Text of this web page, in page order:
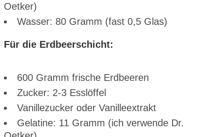
Oetker)
Wasser: 80 Gramm (fast 0,5 Glas)
Für die Erdbeerschicht:
600 Gramm frische Erdbeeren
Zucker: 2-3 Esslöffel
Vanillezucker oder Vanilleextrakt
Gelatine: 11 Gramm (ich verwende Dr.